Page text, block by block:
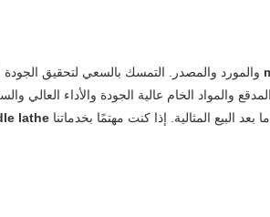
والمورد والمصدر. التمسك بالسعي لتحقيق الجودة
والمواد الخام عالية الجودة والأداء العالي
البيع المثالية. إذا كنت مهتمًا بخدماتناlathe